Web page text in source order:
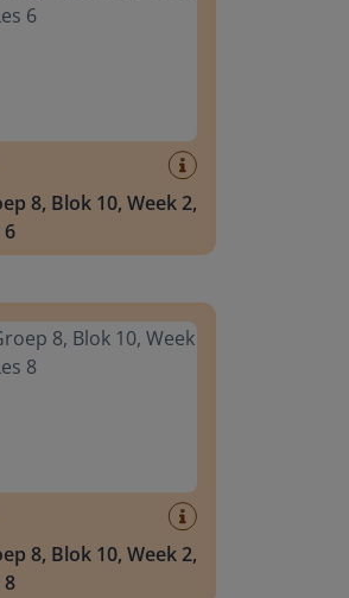
8, Blok 10, Week 2,
6
8, Blok 10, Week 2,
8